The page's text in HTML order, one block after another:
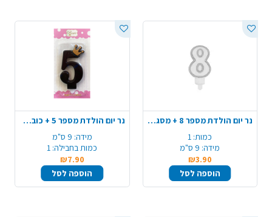
נר יום הולדת מספר 8 + מסגרת - כסף
כמות: 1
מידה: 9 ס"מ
₪3.90
הוספה לסל
נר יום הולדת מספר 5 + כובע כתר - שחור מט
מידה: 9 ס"מ
כמות בחבילה: 1
₪7.90
הוספה לסל